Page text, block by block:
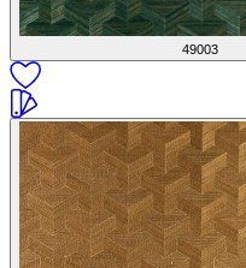
49003